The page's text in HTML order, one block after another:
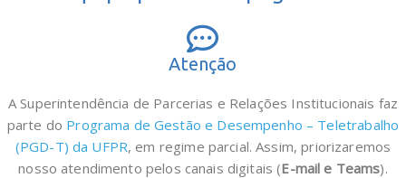
Atenção
A Superintendência de Parcerias e Relações Institucionais faz
parte do Programa de Gestão e Desempenho – Teletrabalho
(PGD-T) da UFPR, em regime parcial. Assim, priorizaremos
nosso atendimento pelos canais digitais (E-mail e Teams).